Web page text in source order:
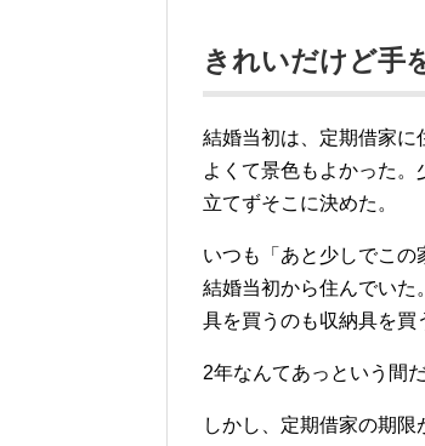
きれいだけど手
結婚当初は、定期借家に
よくて景色もよかった
立てずそこに決めた。
いつも「あと少しでこ
結婚当初から住んでいた
具を買うのも収納具を買
2年なんてあっという間
しかし、定期借家の期